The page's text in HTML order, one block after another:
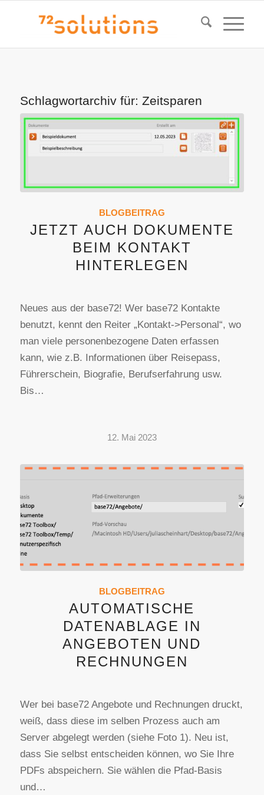
Schlagwortarchiv für: Zeitsparen
BLOGBEITRAG
JETZT AUCH DOKUMENTE
BEIM KONTAKT
HINTERLEGEN
Neues aus der base72! Wer base72 Kontakte
benutzt, kennt den Reiter „Kontakt->Personal“, wo
man viele personenbezogene Daten erfassen
kann, wie z.B. Informationen über Reisepass,
Führerschein, Biografie, Berufserfahrung usw.
Bis…
12. Mai 2023
BLOGBEITRAG
AUTOMATISCHE
DATENABLAGE IN
ANGEBOTEN UND
RECHNUNGEN
Wer bei base72 Angebote und Rechnungen druckt,
weiß, dass diese im selben Prozess auch am
Server abgelegt werden (siehe Foto 1). Neu ist,
dass Sie selbst entscheiden können, wo Sie Ihre
PDFs abspeichern. Sie wählen die Pfad-Basis
und…